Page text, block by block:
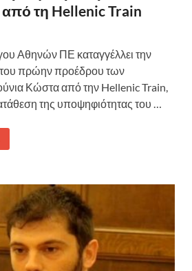
τη Hellenic Train
Αθηνών ΠΕ καταγγέλλει την
του πρώην προέδρου των
Κώστα από την Hellenic Train,
της υποψηφιότητας του …